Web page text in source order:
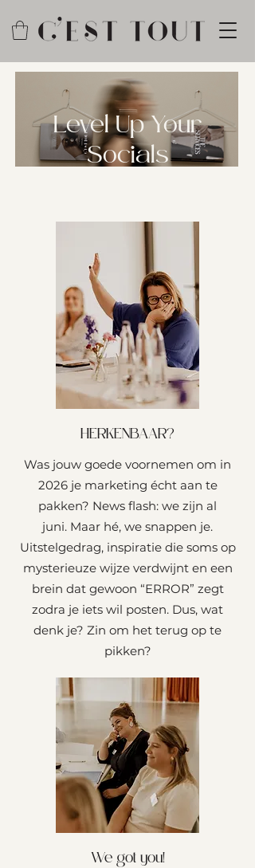
Level Up Your
Socials
HERKENBAAR?
Was jouw goede voornemen om in
2026 je marketing écht aan te
pakken? News flash: we zijn al
juni. Maar hé, we snappen je.
Uitstelgedrag, inspiratie die soms op
mysterieuze wijze verdwijnt en een
brein dat gewoon “ERROR” zegt
zodra je iets wil posten. Dus, wat
denk je? Zin om het terug op te
pikken?
We got you!